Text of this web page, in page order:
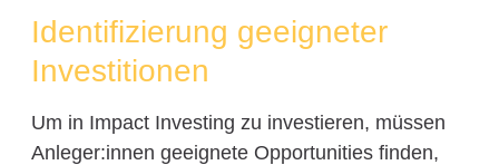
Identifizierung geeigneter
Investitionen
Um in Impact Investing zu investieren, müssen
Anleger:innen geeignete Opportunities finden,